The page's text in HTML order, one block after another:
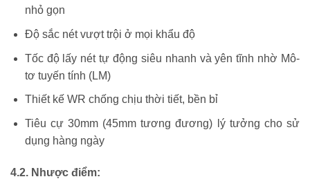
nhỏ gọn
Độ sắc nét vượt trội ở mọi khẩu độ
Tốc độ lấy nét tự động siêu nhanh và yên tĩnh nhờ Mô-
tơ tuyến tính (LM)
Thiết kế WR chống chịu thời tiết, bền bỉ
Tiêu cự 30mm (45mm tương đương) lý tưởng cho sử
dụng hàng ngày
4.2. Nhược điểm: